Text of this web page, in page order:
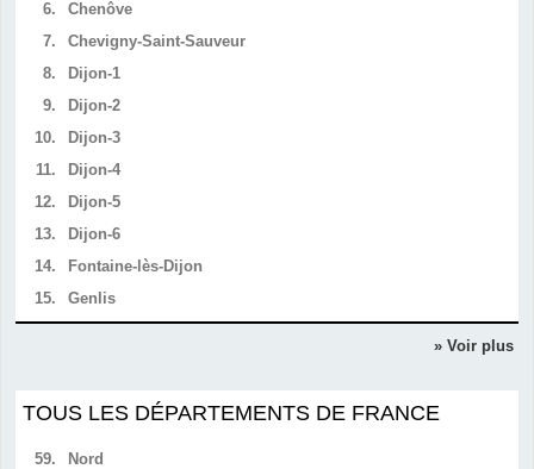
6.
Chenôve
7.
Chevigny-Saint-Sauveur
8.
Dijon-1
9.
Dijon-2
10.
Dijon-3
11.
Dijon-4
12.
Dijon-5
13.
Dijon-6
14.
Fontaine-lès-Dijon
15.
Genlis
» Voir plus
TOUS LES DÉPARTEMENTS DE FRANCE
59.
Nord